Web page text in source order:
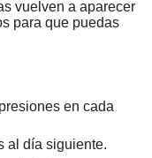
vuelven a aparecer
para que puedas
en cada
al día siguiente.